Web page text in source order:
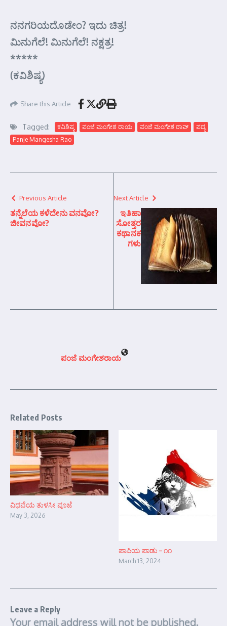
ನನಗರಿಯದೊಡೇಂ? ಇದು ಚಿತ್ರ!
ಮಿನುಗೆಲೆ! ಮಿನುಗೆಲೆ! ನಕ್ಷತ್ರ!
*****
(ಕವಿಶಿಷ್ಯ)
Share this Article
Tagged: ಕವಿಶಿಷ್ಯ ಪಂಜೆ ಮಂಗೇಶ ರಾಯ ಪಂಜೆ ಮಂಗೇಶ ರಾವ್
ಪದ್ಯ
Panje Mangesha Rao
Previous Article
ತನ್ನೆಲೆಯ ಕಳೆದೇನು ವನವೋ?
ಜೀವನವೋ?
Next Article
ಇತಿಹಾ
ಸೋತ್ತರ
ಕಥಾನಕ
ಗಳು
ಪಂಜೆ ಮಂಗೇಶರಾಯ
Related Posts
ವಿಧವೆಯ ತುಳಸೀ ಪೂಜೆ
May 3, 2026
ಪಾಪಿಯ ಪಾಡು – ೧೧
March 13, 2024
Leave a Reply
Your email address will not be published.